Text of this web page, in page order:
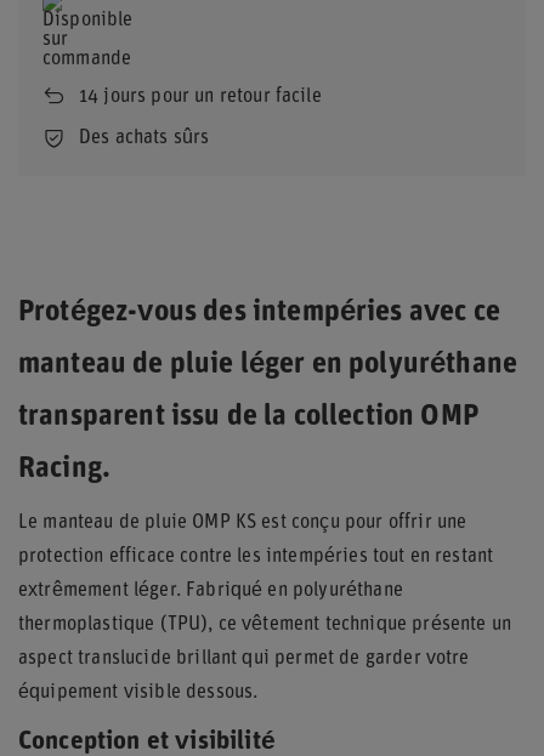
14 jours pour un retour facile
Des achats sûrs
Protégez-vous des intempéries avec ce
manteau de pluie léger en polyuréthane
transparent issu de la collection OMP
Racing.
Le manteau de pluie OMP KS est conçu pour offrir une
protection efficace contre les intempéries tout en restant
extrêmement léger. Fabriqué en polyuréthane
thermoplastique (TPU), ce vêtement technique présente un
aspect translucide brillant qui permet de garder votre
équipement visible dessous.
Conception et visibilité